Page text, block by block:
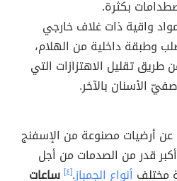
بكثرة.
واقية ذات غلاف خارجي
وطبقة داخلية من الهلام،
تقليل الاهتزازات التي
الأسنان بالآخر.
أرضيات مصنوعة من الإسفنج
قدر من الصدمات من أجل
مختلف أنواع الجمباز.[٤]
ساعات